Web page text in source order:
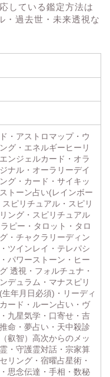
している鑑定方法は
・過去世・未来透視な
・アストロマップ・ウ
グ・エネルギーヒーリ
ンジェルカード・オラ
ナル・オーラリーデイ
グ・カード・サイキッ
トーン占い(レインボー
ピリチュアル・スピリ
ング・スピリチュアル
ピー・タロット・タロ
・チャクラリーディン
ツインレイ・テレパシ
パワーストーン・ヒー
透視・フォルチュナ・
デュラム・マナスピリ
年月日必須)・リーディ
ード・ルーン占い・ヴ
九星気学・口寄せ・吉
命・夢占い・天中殺診
叡智）高次からのメッ
・守護霊対話・宗家算
リング・宿曜占星術・
思念伝達・手相・数秘